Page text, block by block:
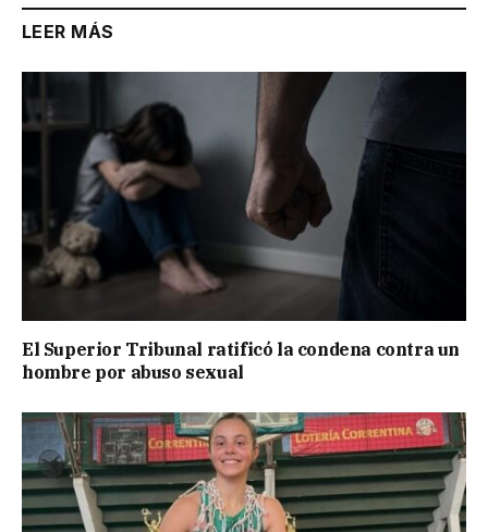
LEER MÁS
El Superior Tribunal ratificó la condena contra un
hombre por abuso sexual